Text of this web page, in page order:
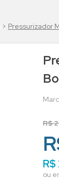
Pressurizador
R$
R$
ou